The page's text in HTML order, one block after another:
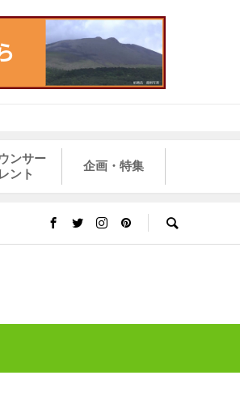
ンサー
ント
企画・特集